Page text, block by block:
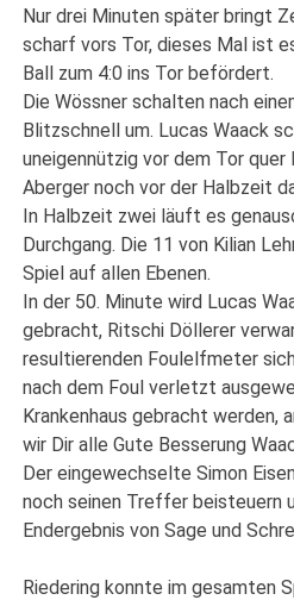
Nur drei Minuten später bringt
scharf vors Tor, dieses Mal ist
Ball zum 4:0 ins Tor befördert.
Die Wössner schalten nach
Blitzschnell um. Lucas Waack
uneigennützig vor dem Tor
Aberger noch vor der Halbzeit
In Halbzeit zwei läuft es
Durchgang. Die 11 von Kilian
Spiel auf allen Ebenen.
In der 50. Minute wird Lucas
gebracht, Ritschi Döllerer
resultierenden Foulelfmeter
nach dem Foul verletzt
Krankenhaus gebracht werden,
wir Dir alle Gute Besserung
Der eingewechselte Simon
noch seinen Treffer beisteuern
Endergebnis von Sage und
Riedering konnte im gesamten